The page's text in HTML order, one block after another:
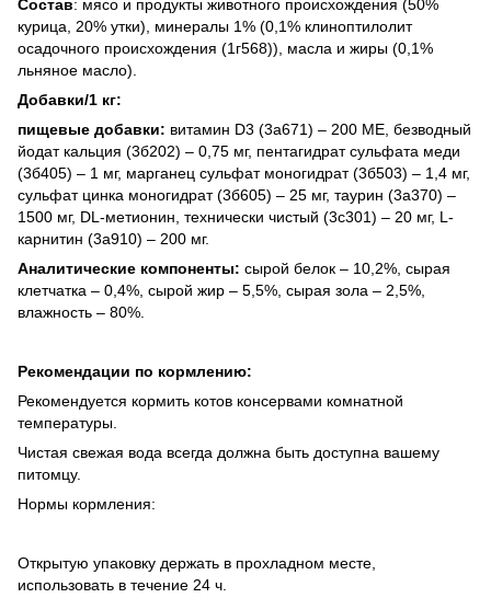
Состав: мясо и продукты животного происхождения (50%
курица, 20% утки), минералы 1% (0,1% клиноптилолит
осадочного происхождения (1г568)), масла и жиры (0,1%
льняное масло).
Добавки/1 кг:
пищевые добавки: витамин D3 (3a671) – 200 ME, безводный
йодат кальция (3б202) – 0,75 мг, пентагидрат сульфата меди
(3б405) – 1 мг, марганец сульфат моногидрат (3б503) – 1,4 мг,
сульфат цинка моногидрат (3б605) – 25 мг, таурин (3a370) –
1500 мг, DL-метионин, технически чистый (3c301) – 20 мг, L-
карнитин (3a910) – 200 мг.
Аналитические компоненты: сырой белок – 10,2%, сырая
клетчатка – 0,4%, сырой жир – 5,5%, сырая зола – 2,5%,
влажность – 80%.
Рекомендации по кормлению:
Рекомендуется кормить котов консервами комнатной
температуры.
Чистая свежая вода всегда должна быть доступна вашему
питомцу.
Нормы кормления:
Открытую упаковку держать в прохладном месте,
использовать в течениe 24 ч.